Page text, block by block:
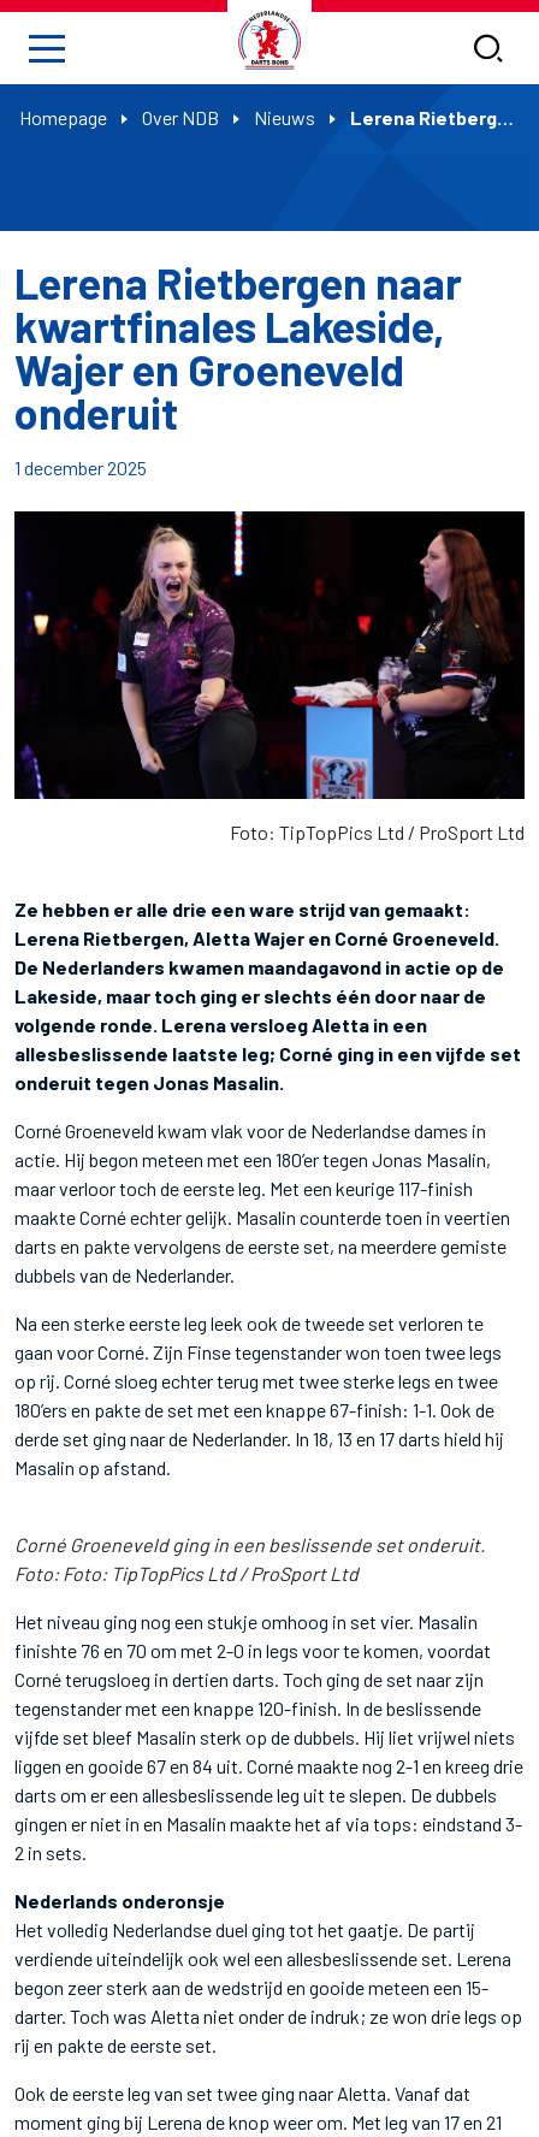
Homepage Over NDB Nieuws Lerena Rietbergen naar kwartfinales Lakeside, Wajer en Groeneveld onderuit
Lerena Rietbergen naar
kwartfinales Lakeside,
Wajer en Groeneveld
onderuit
1 december 2025
Foto: TipTopPics Ltd / ProSport Ltd
Ze hebben er alle drie een ware strijd van gemaakt:
Lerena Rietbergen, Aletta Wajer en Corné Groeneveld.
De Nederlanders kwamen maandagavond in actie op de
Lakeside, maar toch ging er slechts één door naar de
volgende ronde. Lerena versloeg Aletta in een
allesbeslissende laatste leg; Corné ging in een vijfde set
onderuit tegen Jonas Masalin.
Corné Groeneveld kwam vlak voor de Nederlandse dames in
actie. Hij begon meteen met een 180’er tegen Jonas Masalin,
maar verloor toch de eerste leg. Met een keurige 117-finish
maakte Corné echter gelijk. Masalin counterde toen in veertien
darts en pakte vervolgens de eerste set, na meerdere gemiste
dubbels van de Nederlander.
Na een sterke eerste leg leek ook de tweede set verloren te
gaan voor Corné. Zijn Finse tegenstander won toen twee legs
op rij. Corné sloeg echter terug met twee sterke legs en twee
180’ers en pakte de set met een knappe 67-finish: 1-1. Ook de
derde set ging naar de Nederlander. In 18, 13 en 17 darts hield hij
Masalin op afstand.
Corné Groeneveld ging in een beslissende set onderuit.
Foto: Foto: TipTopPics Ltd / ProSport Ltd
Het niveau ging nog een stukje omhoog in set vier. Masalin
finishte 76 en 70 om met 2-0 in legs voor te komen, voordat
Corné terugsloeg in dertien darts. Toch ging de set naar zijn
tegenstander met een knappe 120-finish. In de beslissende
vijfde set bleef Masalin sterk op de dubbels. Hij liet vrijwel niets
liggen en gooide 67 en 84 uit. Corné maakte nog 2-1 en kreeg drie
darts om er een allesbeslissende leg uit te slepen. De dubbels
gingen er niet in en Masalin maakte het af via tops: eindstand 3-
2 in sets.
Nederlands onderonsje
Het volledig Nederlandse duel ging tot het gaatje. De partij
verdiende uiteindelijk ook wel een allesbeslissende set. Lerena
begon zeer sterk aan de wedstrijd en gooide meteen een 15-
darter. Toch was Aletta niet onder de indruk; ze won drie legs op
rij en pakte de eerste set.
Ook de eerste leg van set twee ging naar Aletta. Vanaf dat
moment ging bij Lerena de knop weer om. Met leg van 17 en 21